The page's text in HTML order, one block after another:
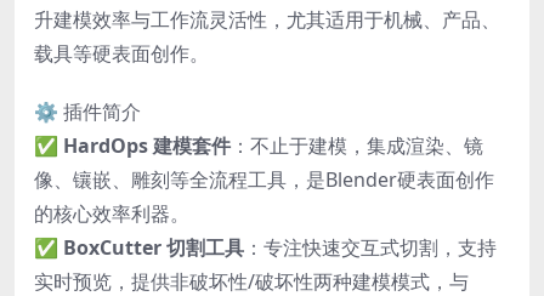
升建模效率与工作流灵活性，尤其适用于机械、产品、
载具等硬表面创作。
⚙️ 插件简介
✅ HardOps 建模套件 ：不止于建模，集成渲染、镜
像、镶嵌、雕刻等全流程工具，是Blender硬表面创作
的核心效率利器。
✅ BoxCutter 切割工具 ：专注快速交互式切割，支持
实时预览，提供非破坏性/破坏性两种建模模式，与